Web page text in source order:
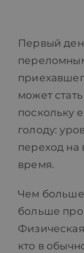
БЛОГ
МАГАЗИН
FAQ
КОНТАКТ
Первый
может
поскольку
голоду:
переход на
время.
Чем больше
больше
Физическая
кто в